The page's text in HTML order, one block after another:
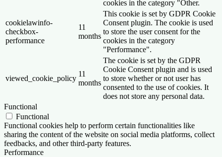
cookies in the category "Other.
cookielawinfo-
checkbox-
performance
11
months
This cookie is set by GDPR Cookie
Consent plugin. The cookie is used
to store the user consent for the
cookies in the category
"Performance".
viewed_cookie_policy
11
months
The cookie is set by the GDPR
Cookie Consent plugin and is used
to store whether or not user has
consented to the use of cookies. It
does not store any personal data.
Functional
Functional
Functional cookies help to perform certain functionalities like
sharing the content of the website on social media platforms, collect
feedbacks, and other third-party features.
Performance